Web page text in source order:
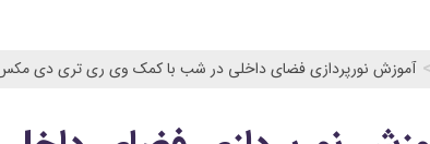
آموزش نورپردازی فضای داخلی در شب با کمک وی ری تری دی